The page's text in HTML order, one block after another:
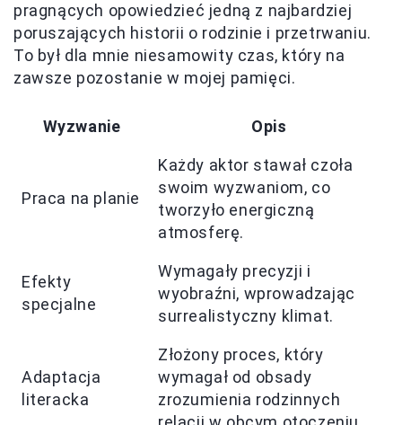
pragnących opowiedzieć jedną z najbardziej
poruszających historii o rodzinie i przetrwaniu.
To był dla mnie niesamowity czas, który na
zawsze pozostanie w mojej pamięci.
Wyzwanie Opis
Praca na planie
Każdy aktor stawał czoła
swoim wyzwaniom, co
tworzyło energiczną
atmosferę.
Efekty
specjalne
Wymagały precyzji i
wyobraźni, wprowadzając
surrealistyczny klimat.
Adaptacja
literacka
Złożony proces, który
wymagał od obsady
zrozumienia rodzinnych